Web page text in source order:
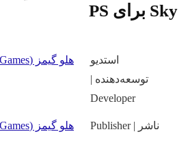
Sky برای PS
استدیو
توسعه‌دهنده |
Developer
هلو گیمز (Hello Games)
ناشر | Publisher هلو گیمز (Hello Games)